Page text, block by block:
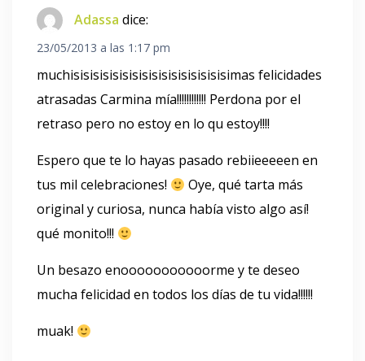
Adassa dice:
23/05/2013 a las 1:17 pm
muchisisisisisisisisisisisisisisisisimas felicidades
atrasadas Carmina mía!!!!!!!!!!!! Perdona por el
retraso pero no estoy en lo qu estoy!!!!
Espero que te lo hayas pasado rebiieeeeen en
tus mil celebraciones!
Oye, qué tarta más
original y curiosa, nunca había visto algo así!
qué monito!!!
Un besazo enooooooooooorme y te deseo
mucha felicidad en todos los días de tu vida!!!!!!
muak!